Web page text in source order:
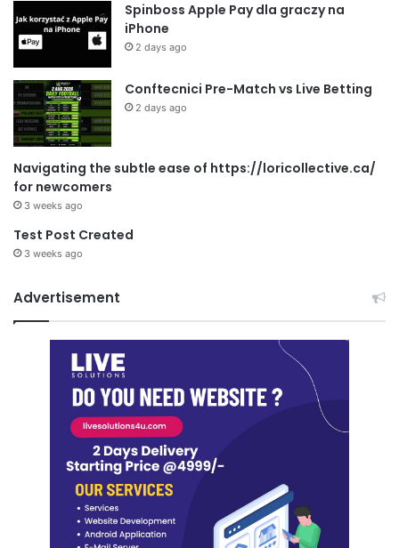
Spinboss Apple Pay dla graczy na
iPhone
2 days ago
Conftecnici Pre-Match vs Live Betting
2 days ago
Navigating the subtle ease of https://loricollective.ca/
for newcomers
3 weeks ago
Test Post Created
3 weeks ago
Advertisement